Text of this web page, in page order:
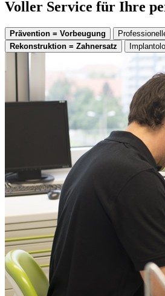
Voller Service für Ihre
Prävention = Vorbeugung
Rekonstruktion = Zahnersatz